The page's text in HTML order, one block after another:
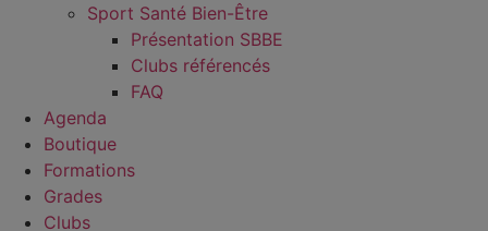
Sport Santé Bien-Être
Présentation SBBE
Clubs référencés
FAQ
Agenda
Boutique
Formations
Grades
Clubs